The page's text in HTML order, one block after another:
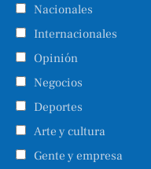
Nacionales
Internacionales
Opinión
Negocios
Deportes
Arte y cultura
Gente y empresa